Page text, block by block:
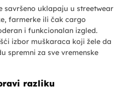
savršeno uklapaju u streetwear
farmerke ili čak cargo
i funkcionalan izgled.
izbor muškaraca koji žele da
spremni za sve vremenske
razliku